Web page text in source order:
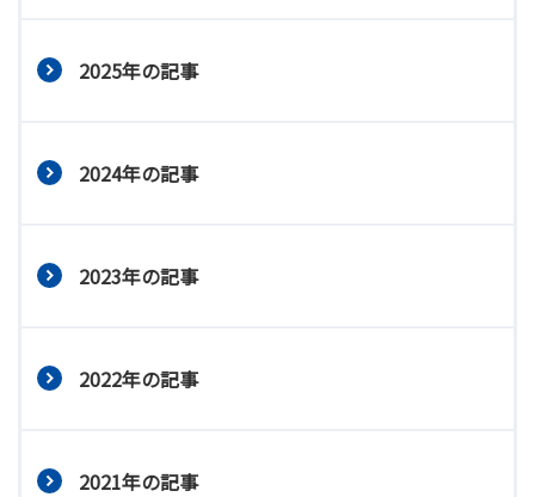
2025年の記事
2024年の記事
2023年の記事
2022年の記事
2021年の記事